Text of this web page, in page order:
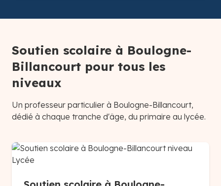
Soutien scolaire à Boulogne-
Billancourt pour tous les
niveaux
Un professeur particulier à Boulogne-Billancourt,
dédié à chaque tranche d'âge, du primaire au lycée.